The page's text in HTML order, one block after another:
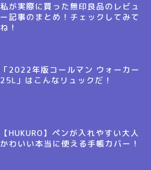
私が実際に買った無印良品のレビュ
ー記事のまとめ！チェックしてみて
ね！
「2022年版コールマン ウォーカー
25L」はこんなリュックだ！
【HUKURO】ペンが入れやすい大人
かわいい本当に使える手帳カバー！